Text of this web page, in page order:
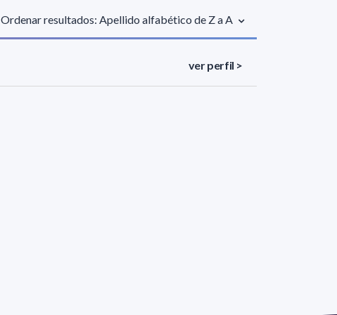
Ordenar resultados: Apellido alfabético de Z a A
ver perfil >